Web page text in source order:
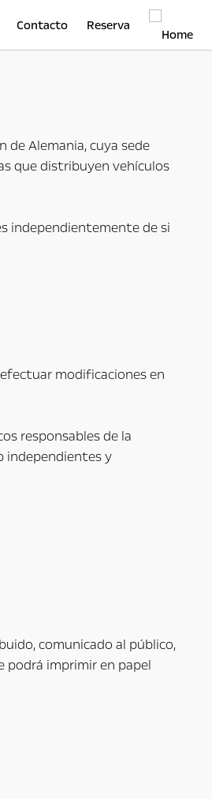
Contacto Reserva
Alemania, cuya sede
que distribuyen vehículos
independientemente de si
modificaciones en
responsables de la
independientes y
comunicado al público,
podrá imprimir en papel